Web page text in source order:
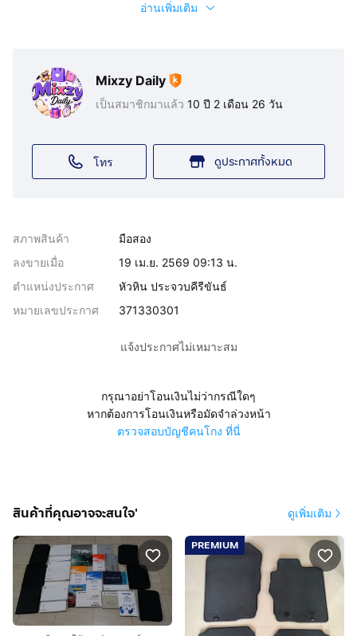
อ่านเพิ่มเติม
Mixzy Daily
เป็นสมาชิกมาแล้ว 10 ปี 2 เดือน 26 วัน
โทร ดูประกาศทั้งหมด
สภาพสินค้า
มือสอง
ลงขายเมื่อ
19 เม.ย. 2569 09:13 น.
ตำแหน่งประกาศ
หัวหิน ประจวบคีรีขันธ์
หมายเลขประกาศ
371330301
แจ้งประกาศไม่เหมาะสม
กรุณาอย่าโอนเงินไม่ว่ากรณีใดๆ
หากต้องการโอนเงินหรือมัดจำล่วงหน้า
ตรวจสอบบัญชีคนโกง ที่นี่
สินค้าที่คุณอาจจะสนใจ' ดูเพิ่มเติม
PREMIUM